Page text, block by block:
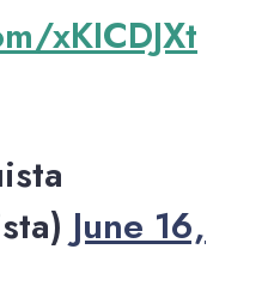
xKICDJXt
June 16,